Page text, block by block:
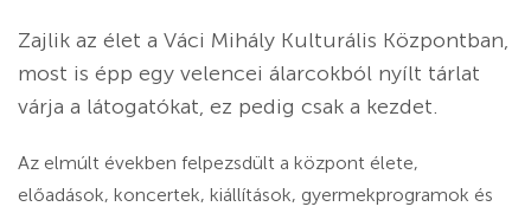
Zajlik az élet a Váci Mihály Kulturális Központban,
most is épp egy velencei álarcokból nyílt tárlat
várja a látogatókat, ez pedig csak a kezdet.
Az elmúlt években felpezsdült a központ élete,
előadások, koncertek, kiállítások, gyermekprogramok és